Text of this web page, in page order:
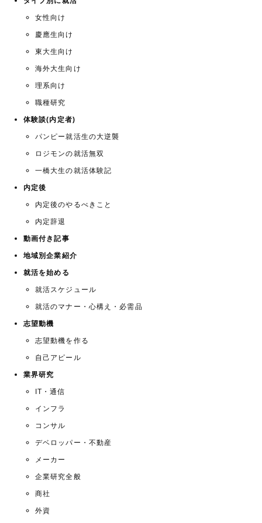
女性向け
慶應生向け
東大生向け
海外大生向け
理系向け
職種研究
体験談(内定者)
パンピー就活生の大逆襲
ロジモンの就活無双
一橋大生の就活体験記
内定後
内定後のやるべきこと
内定辞退
動画付き記事
地域別企業紹介
就活を始める
就活スケジュール
就活のマナー・心構え・必需品
志望動機
志望動機を作る
自己アピール
業界研究
IT・通信
インフラ
コンサル
デベロッパー・不動産
メーカー
企業研究全般
商社
外資